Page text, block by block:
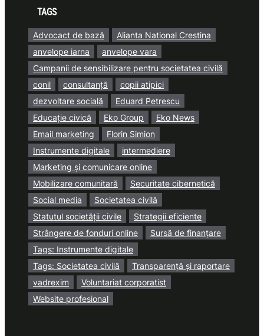
TAGS
Advocact de bază
Alianta National Crestina
anvelope iarna
anvelope vara
Campanii de sensibilizare pentru societatea civilă
conil
consultanță
copii atipici
dezvoltare socială
Eduard Petrescu
Educație civică
Eko Group
Eko News
Email marketing
Florin Simion
Instrumente digitale
intermediere
Marketing și comunicare online
Mobilizare comunitară
Securitate cibernetică
Social media
Societatea civilă
Statutul societății civile
Strategii eficiente
Strângere de fonduri online
Sursă de finanțare
Tags: Instrumente digitale
Tags: Societatea civilă
Transparență și raportare
vadrexim
Voluntariat corporatist
Website profesional